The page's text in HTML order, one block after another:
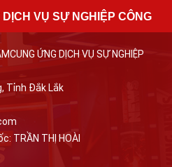
VỤ SỰ NGHIỆP CÔNG
ỨNG DỊCH VỤ SỰ NGHIỆP
Tỉnh Đắk Lắk
TRẦN THỊ HOÀI